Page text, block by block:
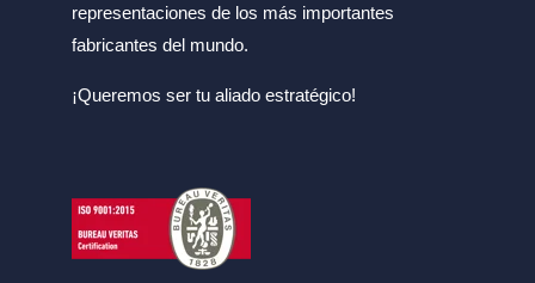
representaciones de los más importantes
fabricantes del mundo.
¡Queremos ser tu aliado estratégico!